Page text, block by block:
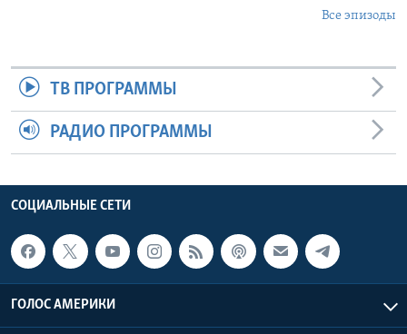
Все эпизоды
ТВ ПРОГРАММЫ
РАДИО ПРОГРАММЫ
СОЦИАЛЬНЫЕ СЕТИ
ГОЛОС АМЕРИКИ